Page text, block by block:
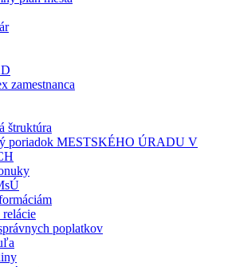
zamestnanca
štruktúra
poriadok MESTSKÉHO ÚRADU V
relácie
poplatkov